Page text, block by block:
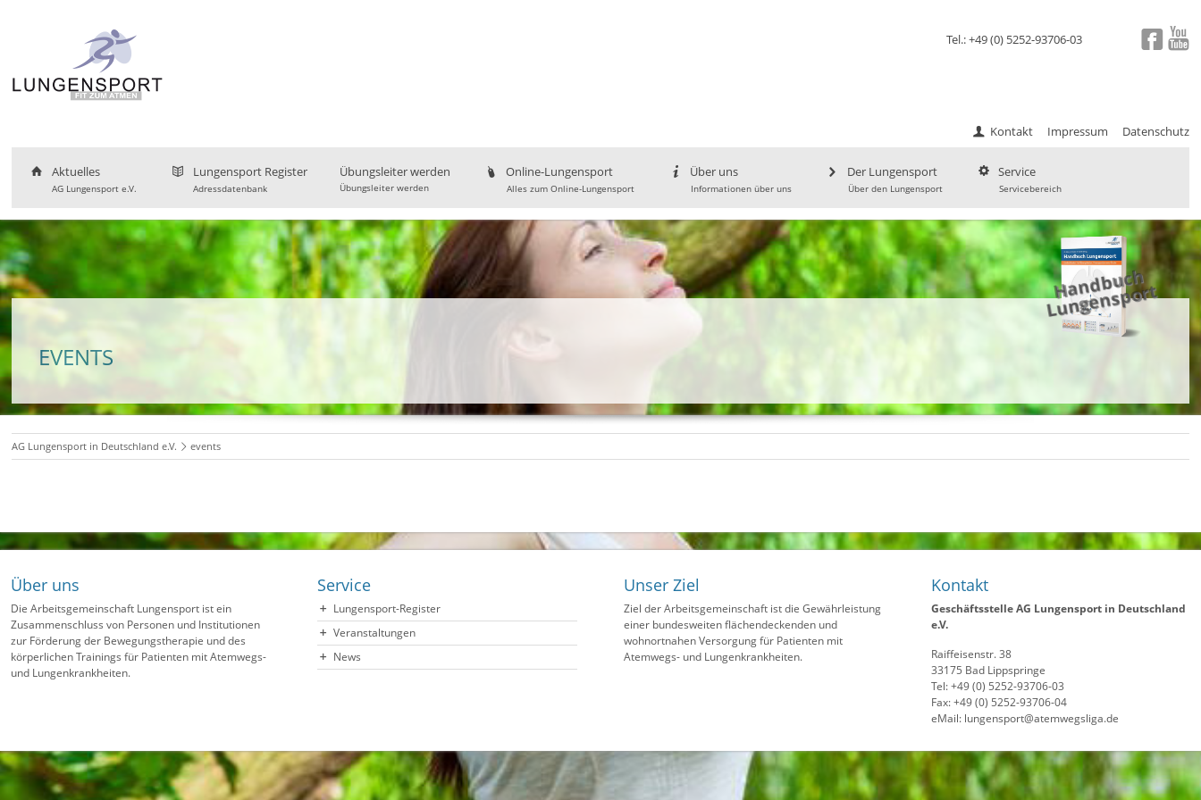
Kontakt Impressum Datenschutz
Aktuelles
AG Lungensport e.V.
Lungensport Register
Adressdatenbank
Übungsleiter werden
Übungsleiter werden
Online-Lungensport
Alles zum Online-Lungensport
Über uns
Informationen über uns
Der Lungensport
Über den Lungensport
Service
Servicebereich
Tel.: +49 (0) 5252-93706-03
EVENTS
H
a
n
d
b
uc
h
L
u
ng
e
ns
p
ort
AG Lungensport in Deutschland e.V. events
Über uns
Die Arbeitsgemeinschaft Lungensport ist ein
Zusammenschluss von Personen und Institutionen
zur Förderung der Bewegungstherapie und des
körperlichen Trainings für Patienten mit Atemwegs-
und Lungenkrankheiten.
Service
Lungensport-Register
Veranstaltungen
News
Unser Ziel
Ziel der Arbeitsgemeinschaft ist die Gewährleistung
einer bundesweiten flächendeckenden und
wohnortnahen Versorgung für Patienten mit
Atemwegs- und Lungenkrankheiten.
Kontakt
Geschäftsstelle AG Lungensport in Deutschland
e.V.
Raiffeisenstr. 38
33175 Bad Lippspringe
Tel: +49 (0) 5252-93706-03
Fax: +49 (0) 5252-93706-04
eMail: lungensport@atemwegsliga.de